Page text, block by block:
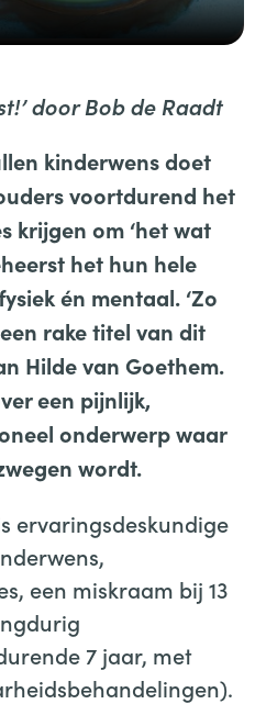
door Bob de Raadt
kinderwens doet
voortdurend het
krijgen om ‘het wat
het hun hele
én mentaal. ‘Zo
rake titel van dit
Hilde van Goethem.
een pijnlijk,
onderwerp waar
wordt.
ervaringsdeskundige
een miskraam bij 13
7 jaar, met